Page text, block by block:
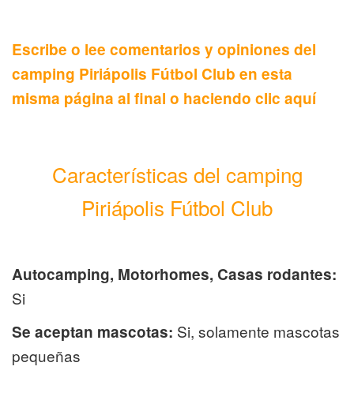
Escribe o lee comentarios y opiniones del
camping Piriápolis Fútbol Club en esta
misma página al final o haciendo clic aquí
Características del camping
Piriápolis Fútbol Club
Autocamping, Motorhomes, Casas rodantes:
Si
Se aceptan mascotas: Si, solamente mascotas
pequeñas